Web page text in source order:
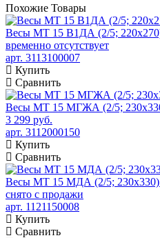
Похожие Товары
Весы МТ 15 В1ДА (2/5;
временно отсутствует
арт. 3113100007
Купить
Сравнить
Весы МТ 15 МГЖА (2/5;
3 299 руб.
арт. 3112000150
Купить
Сравнить
Весы МТ 15 МДА (2/5; 230х330)
снято с продажи
арт. 1121150008
Купить
Сравнить